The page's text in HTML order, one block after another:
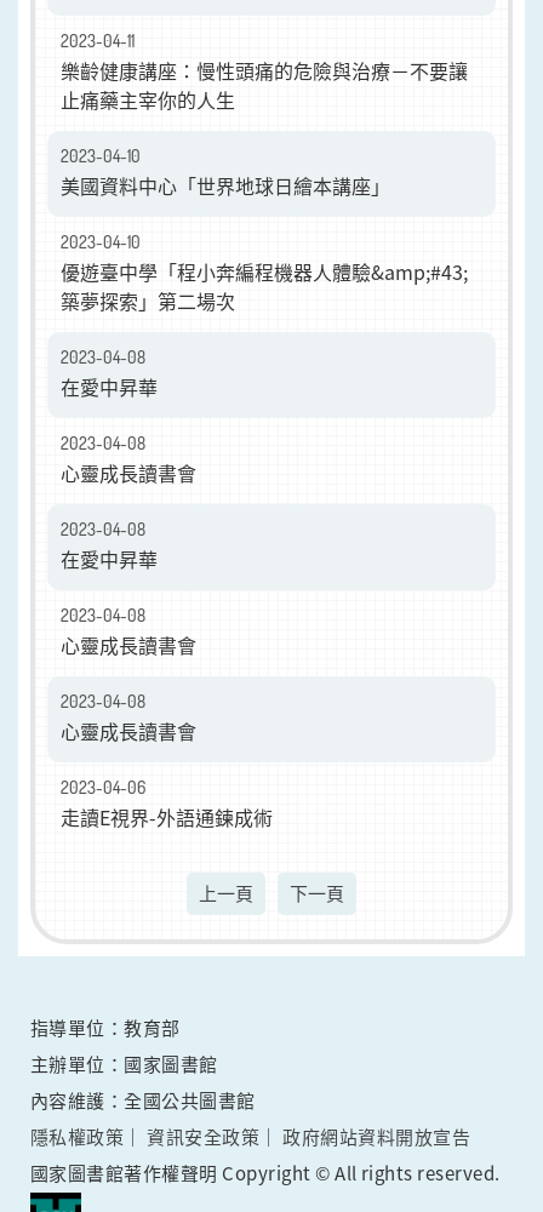
2023-04-11
樂齡健康講座：慢性頭痛的危險與治療－不要讓
止痛藥主宰你的人生
2023-04-10
美國資料中心「世界地球日繪本講座」
2023-04-10
優遊臺中學「程小奔編程機器人體驗&amp;#43;
築夢探索」第二場次
2023-04-08
在愛中昇華
2023-04-08
心靈成長讀書會
2023-04-08
在愛中昇華
2023-04-08
心靈成長讀書會
2023-04-08
心靈成長讀書會
2023-04-06
​走讀E視界-外語通鍊成術
上一頁 下一頁
指導單位：教育部
主辦單位：國家圖書館
內容維護：全國公共圖書館
隱私權政策
資訊安全政策
政府網站資料開放宣告
國家圖書館著作權聲明 Copyright © All rights reserved.